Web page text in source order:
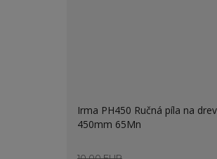
Irma PH450 Ručná píla na
450mm 65Mn